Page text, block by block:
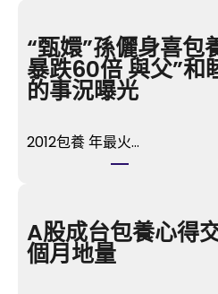
“甄嬛”孫儷身喜包
暴跌60倍 與父”和
的事況曝光
2012包養 年最火…
A股成台包養心得
個月地量